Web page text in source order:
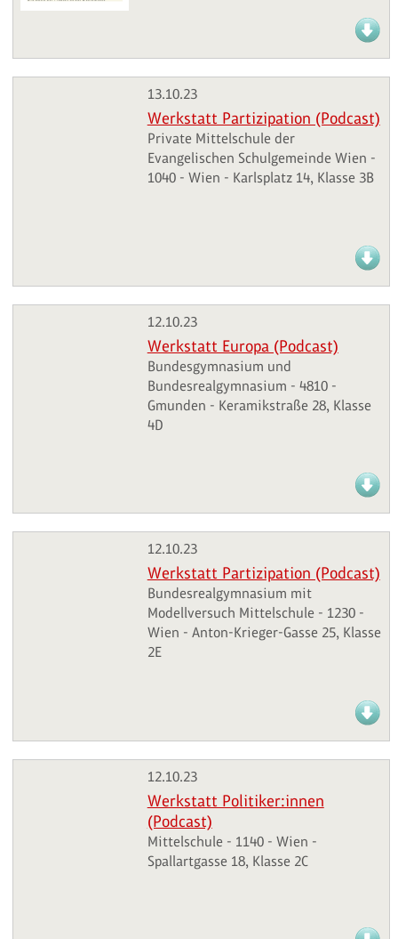
13.10.23
Werkstatt Partizipation (Podcast)
Private Mittelschule der
Evangelischen Schulgemeinde Wien -
1040 - Wien - Karlsplatz 14, Klasse 3B
12.10.23
Werkstatt Europa (Podcast)
Bundesgymnasium und
Bundesrealgymnasium - 4810 -
Gmunden - Keramikstraße 28, Klasse
4D
12.10.23
Werkstatt Partizipation (Podcast)
Bundesrealgymnasium mit
Modellversuch Mittelschule - 1230 -
Wien - Anton-Krieger-Gasse 25, Klasse
2E
12.10.23
Werkstatt Politiker:innen
(Podcast)
Mittelschule - 1140 - Wien -
Spallartgasse 18, Klasse 2C